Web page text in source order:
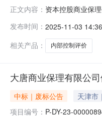
正文内容： 资本控股商业保
物资分公司八、
发布时间： 2025-11-03 14:36
相关产品：
内部控制评价
大唐商业保理有限公
中标｜废标公告 天津市
项目编号： P-DY-23-